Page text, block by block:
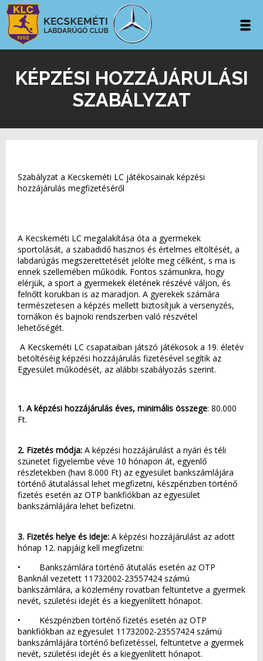
KÉPZÉSI HOZZÁJÁRULÁSI
SZABÁLYZAT
Szabályzat a Kecskeméti LC játékosainak képzési
hozzájárulás megfizetéséről
A Kecskeméti LC megalakítása óta a gyermekek
sportolását, a szabadidő hasznos és értelmes eltöltését, a
labdarúgás megszerettetését jelölte meg célként, s ma is
ennek szellemében működik. Fontos számunkra, hogy
elérjük, a sport a gyermekek életének részévé váljon, és
felnőtt korukban is az maradjon. A gyerekek számára
természetesen a képzés mellett biztosítjuk a versenyzés,
tornákon és bajnoki rendszerben való részvétel
lehetőségét.
A Kecskeméti LC csapataiban játszó játékosok a 19. életév
betöltéséig képzési hozzájárulás fizetésével segítik az
Egyesület működését, az alábbi szabályozás szerint.
1. A képzési hozzájárulás éves, minimális összege: 80.000
Ft.
2. Fizetés módja: A képzési hozzájárulást a nyári és téli
szünetet figyelembe véve 10 hónapon át, egyenlő
részletekben (havi 8.000 Ft) az egyesület bankszámlájára
történő átutalással lehet megfizetni, készpénzben történő
fizetés esetén az OTP bankfiókban az egyesület
bankszámlájára lehet befizetni.
3. Fizetés helye és ideje: A képzési hozzájárulást az adott
hónap 12. napjáig kell megfizetni:
• Bankszámlára történő átutalás esetén az OTP
Banknál vezetett 11732002-23557424 számú
bankszámlára, a közlemény rovatban feltüntetve a gyermek
nevét, születési idejét és a kiegyenlített hónapot.
• Készpénzben történő fizetés esetén az OTP
bankfiókban az egyesület 11732002-23557424 számú
bankszámlájára történő befizetéssel, feltüntetve a gyermek
nevét, születési idejét és a kiegyenlített hónapot.